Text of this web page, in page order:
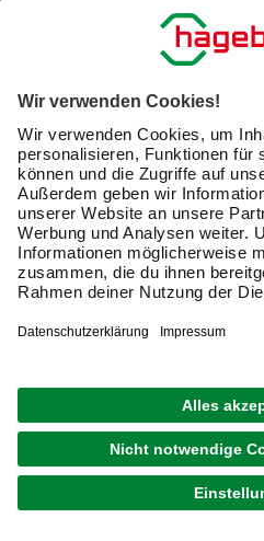
bin mit der Nutzung
Daten durch hagebau, die
Analyse meines E-Mail-
Zusammenführung und
Coupons und
Mein Einverständnis kann
Nach Bestätigung meines
ich einen10 €
JETZT